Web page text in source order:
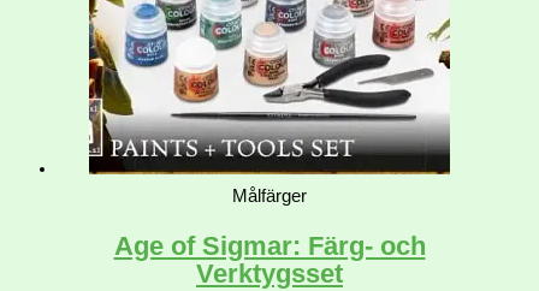
Målfärger
Age of Sigmar: Färg- och
Verktygsset